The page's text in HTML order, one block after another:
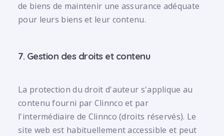
de biens de maintenir une assurance adéquate
pour leurs biens et leur contenu.
7. Gestion des droits et contenu
La protection du droit d'auteur s'applique au
contenu fourni par Clinnco et par
l'intermédiaire de Clinnco (droits réservés). Le
site web est habituellement accessible et peut